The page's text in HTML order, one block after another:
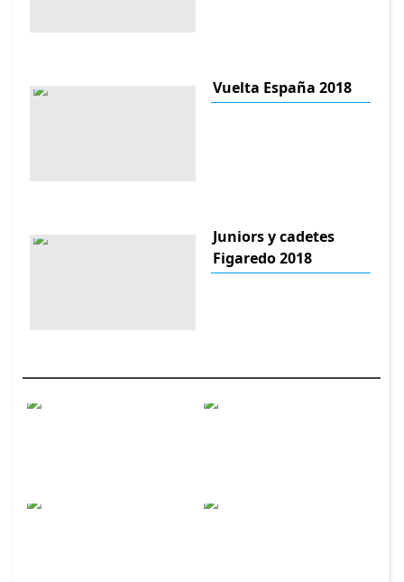
Vuelta España 2018
Juniors y cadetes
Figaredo 2018